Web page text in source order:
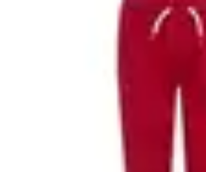
Cultura y Tradiciones
Planificación de Viajes Transporte